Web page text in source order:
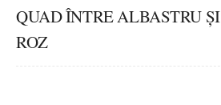
QUAD ÎNTRE ALBASTRU ȘI
ROZ